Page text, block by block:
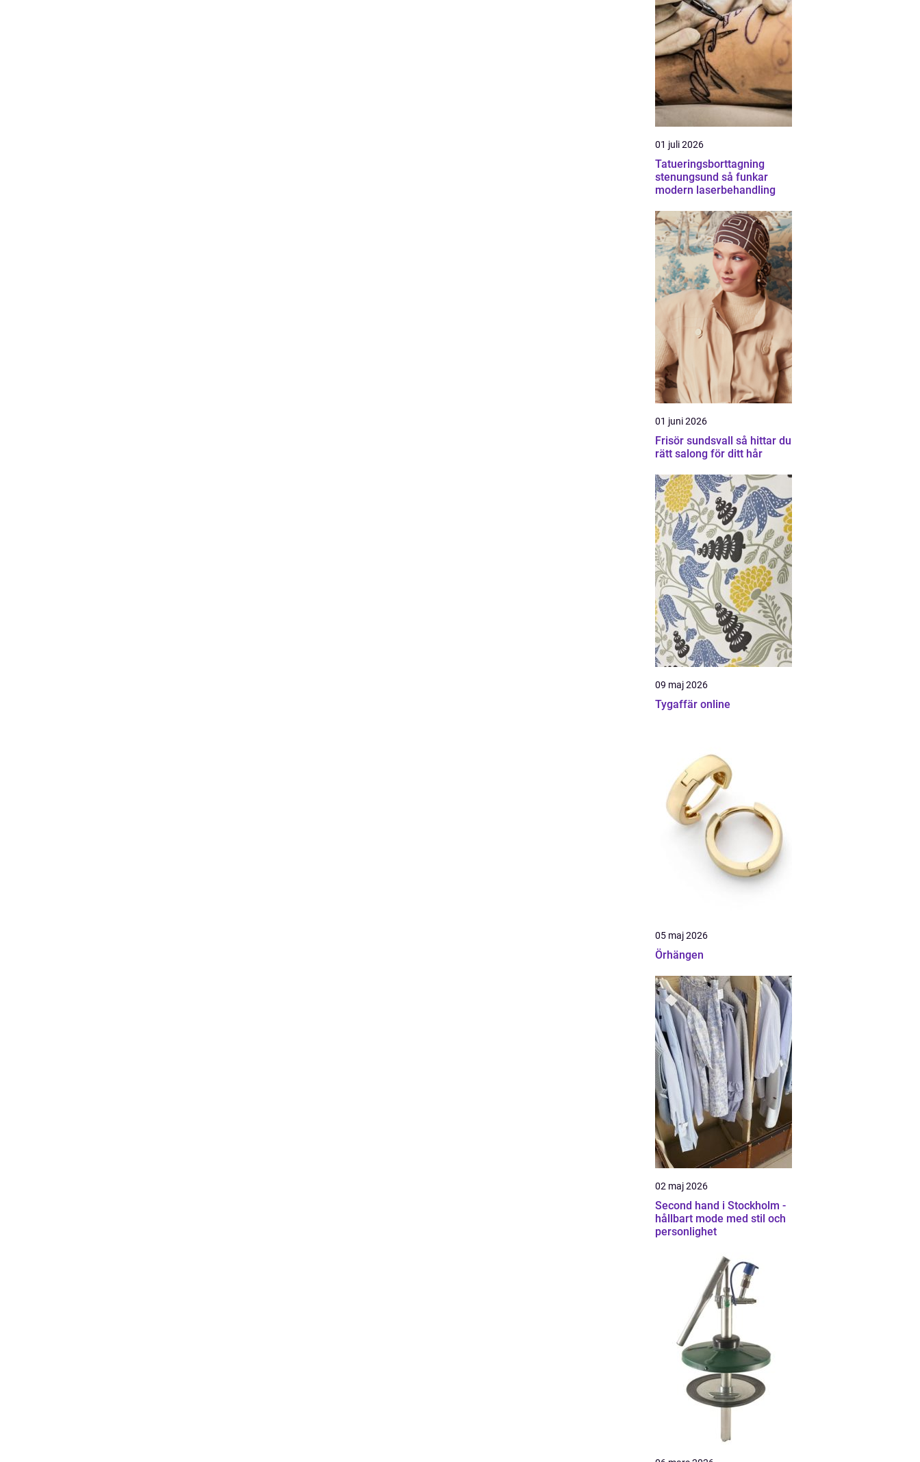
01 juli 2026
Tatueringsborttagning
stenungsund så funkar
modern laserbehandling
01 juni 2026
Frisör sundsvall så hittar du
rätt salong för ditt hår
09 maj 2026
Tygaffär online
05 maj 2026
Örhängen
02 maj 2026
Second hand i Stockholm -
hållbart mode med stil och
personlighet